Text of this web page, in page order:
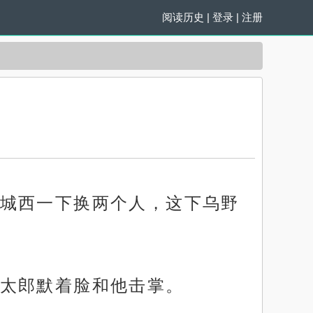
阅读历史 | 登录 | 注册
西一下换两个人，这下乌野
郎默着脸和他击掌。